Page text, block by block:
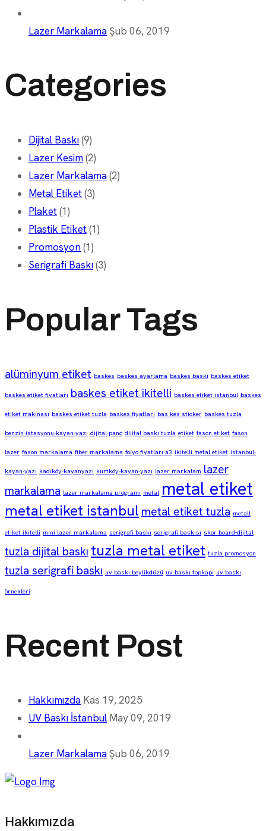
Lazer Markalama Şub 06, 2019
Categories
Dijital Baskı(9)
Lazer Kesim(2)
Lazer Markalama(2)
Metal Etiket(3)
Plaket(1)
Plastik Etiket(1)
Promosyon(1)
Serigrafi Baskı(3)
Popular Tags
alüminyum etiket baskes baskes ayarlama baskes baskı baskes etiket
baskes etiket fiyatları baskes etiket ikitelli baskes etiket istanbul baskes
etiket makinası baskes etiket tuzla baskes fiyatları bas kes sticker baskes tuzla
benzin-istasyonu-kayan-yazı dijital-pano dijital baskı tuzla etiket fason etiket fason
lazer fason markalama fiber markalama folyo fiyatları a3 ikitelli metal etiket istanbul-
kayan-yazı kadıköy-kayanyazı kurtköy-kayan-yazı lazer markalam lazer
markalama lazer markalama programı metal metal etiket
metal etiket istanbul metal etiket tuzla metall
etiket ikitelli mini lazer markalama serigrafi baskı serigrafi baskısı skor board-dijital
tuzla dijital baskı tuzla metal etiket tuzla promosyon
tuzla serigrafi baskı uv baskı beylikdüzü uv baskı topkapı uv baskı
örnekleri
Recent Post
Hakkımızda Kas 19, 2025
UV Baskı İstanbul May 09, 2019
Lazer Markalama Şub 06, 2019
Hakkımızda